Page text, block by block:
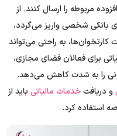
مربوطه را ارسال کنند. از
بانکی شخصی واریز می‌گردد،
کارتخوان‌ها، به راحتی می‌تواند
برای فعالان فضای مجازی،
را به شدت کاهش می‌دهد.
و دریافتخدمات مالیاتی باید از
استفاده کرد.